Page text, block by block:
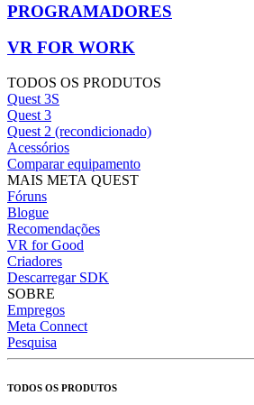
PROGRAMADORES
VR FOR WORK
TODOS OS PRODUTOS
Quest 3S
Quest 3
Quest 2 (recondicionado)
Acessórios
Comparar equipamento
MAIS META QUEST
Fóruns
Blogue
Recomendações
VR for Good
Criadores
Descarregar SDK
SOBRE
Empregos
Meta Connect
Pesquisa
TODOS OS PRODUTOS